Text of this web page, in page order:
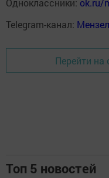
Одноклассники: ok.ru/
Telegram-канал:
Перейти на
Топ 5 новостей